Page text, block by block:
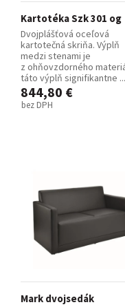
Kartotéka Szk 301 og
Dvojplášťová oceľová
kartotečná skriňa. Výplň
medzi stenami je
z ohňovzdorného
táto výplň signifikantne ...
844,80 €
bez DPH
Mark dvojsedák